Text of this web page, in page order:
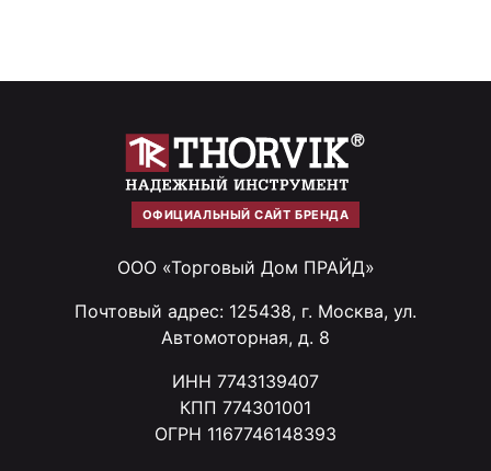
ОФИЦИАЛЬНЫЙ САЙТ БРЕНДА
ООО «Торговый Дом ПРАЙД»
Почтовый адрес: 125438, г. Москва, ул.
Автомоторная, д. 8
ИНН 7743139407
КПП 774301001
ОГРН 1167746148393